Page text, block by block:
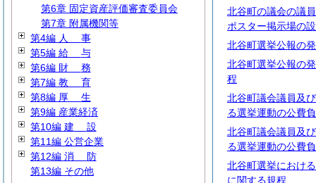
北谷町の議会の議
ポスター掲示場の
北谷町選挙公報の
北谷町選挙公報の
程
北谷町議会議員及
る選挙運動の公費
北谷町議会議員及
る選挙運動の公費
北谷町選挙におけ
に関する規程
第6章 固定資産評価審査委員会
第7章 附属機関等
第4編 人 事
第5編 給 与
第6編 財 務
第7編 教 育
第8編 厚 生
第9編 産業経済
第10編 建 設
第11編 公営企業
第12編 消 防
第13編 その他